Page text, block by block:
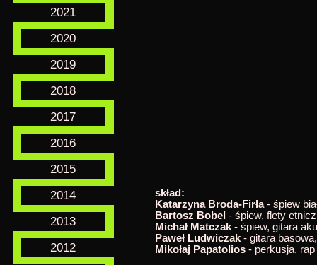
2021
2020
2019
2018
2017
2016
2015
2014
2013
2012
skład:
Katarzyna Broda-Firła- śpiew
Bartosz Bobel - śpiew, flety
Michał Matczak- śpiew, gitara
Paweł Ludwiczak- gitara
Mikołaj Papatolios- perkusja, rap